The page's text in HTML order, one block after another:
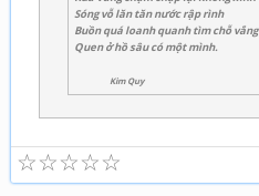
Sóng vỗ lăn tăn nước rập rình
Buồn quá loanh quanh tìm chỗ vắng
Quen ở hồ sâu có một mình.
Kim Quy
☆
☆
☆
☆
☆